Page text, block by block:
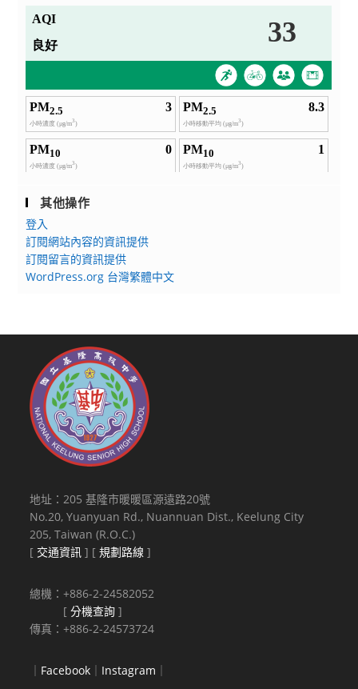
其他操作
登入
訂閱網站內容的資訊提供
訂閱留言的資訊提供
WordPress.org 台灣繁體中文
地址：205 基隆市暖暖區源遠路20號
No.20, Yuanyuan Rd., Nuannuan Dist., Keelung City
205, Taiwan (R.O.C.)
[ 交通資訊 ] [規劃路線 ]
總機：+886-2-24582052
[分機查詢 ]
傳真：+886-2-24573724
｜ Facebook ｜ Instagram ｜